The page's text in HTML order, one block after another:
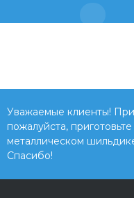
Уважаемые клиенты!
пожалуйста,
металлическом
Спасибо!